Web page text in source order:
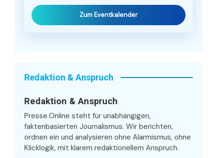
Zum Eventkalender
Redaktion & Anspruch
Redaktion & Anspruch
Presse.Online steht für unabhängigen,
faktenbasierten Journalismus. Wir berichten,
ordnen ein und analysieren ohne Alarmismus, ohne
Klicklogik, mit klarem redaktionellem Anspruch.